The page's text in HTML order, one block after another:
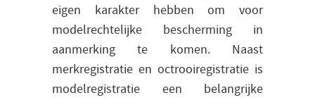
eigen karakter hebben om voor
modelrechtelijke bescherming in
aanmerking te komen. Naast
merkregistratie en octrooiregistratie is
modelregistratie een belangrijke